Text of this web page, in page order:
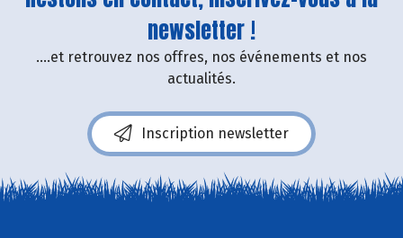
newsletter !
....et retrouvez nos offres, nos événements et nos
actualités.
Inscription newsletter